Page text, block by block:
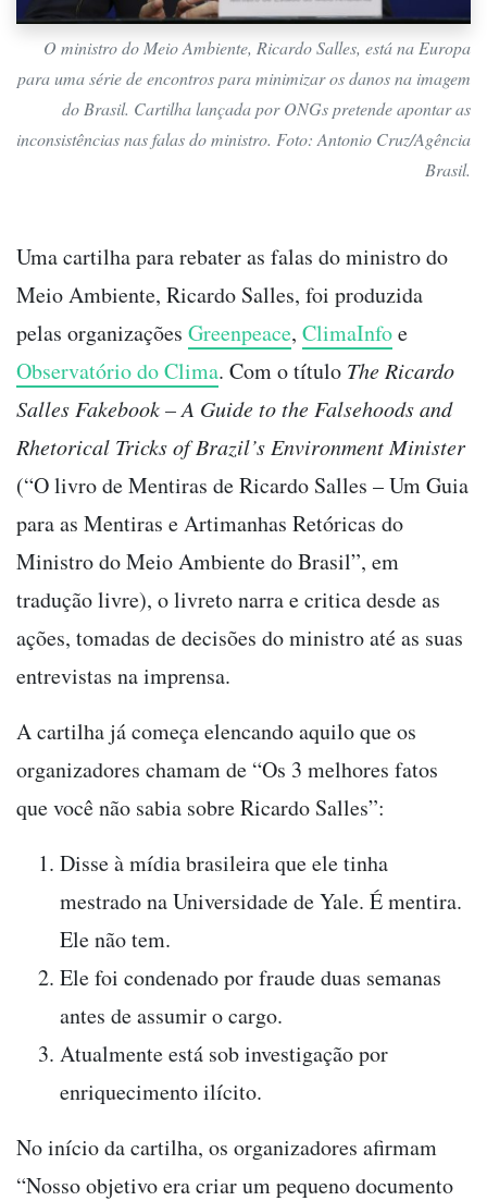
O ministro do Meio Ambiente, Ricardo Salles, está na Europa
para uma série de encontros para minimizar os danos na imagem
do Brasil. Cartilha lançada por ONGs pretende apontar as
inconsistências nas falas do ministro. Foto: Antonio Cruz/Agência
Brasil.
Uma cartilha para rebater as falas do ministro do
Meio Ambiente, Ricardo Salles, foi produzida
pelas organizações Greenpeace, ClimaInfoe
Observatório do Clima. Com o título The Ricardo
Salles Fakebook – A Guide to the Falsehoods and
Rhetorical Tricks of Brazil’s Environment Minister
(“O livro de Mentiras de Ricardo Salles – Um Guia
para as Mentiras e Artimanhas Retóricas do
Ministro do Meio Ambiente do Brasil”, em
tradução livre), o livreto narra e critica desde as
ações, tomadas de decisões do ministro até as suas
entrevistas na imprensa.
A cartilha já começa elencando aquilo que os
organizadores chamam de “Os 3 melhores fatos
que você não sabia sobre Ricardo Salles”:
Disse à mídia brasileira que ele tinha
mestrado na Universidade de Yale. É mentira.
Ele não tem.
Ele foi condenado por fraude duas semanas
antes de assumir o cargo.
Atualmente está sob investigação por
enriquecimento ilícito.
No início da cartilha, os organizadores afirmam
“Nosso objetivo era criar um pequeno documento